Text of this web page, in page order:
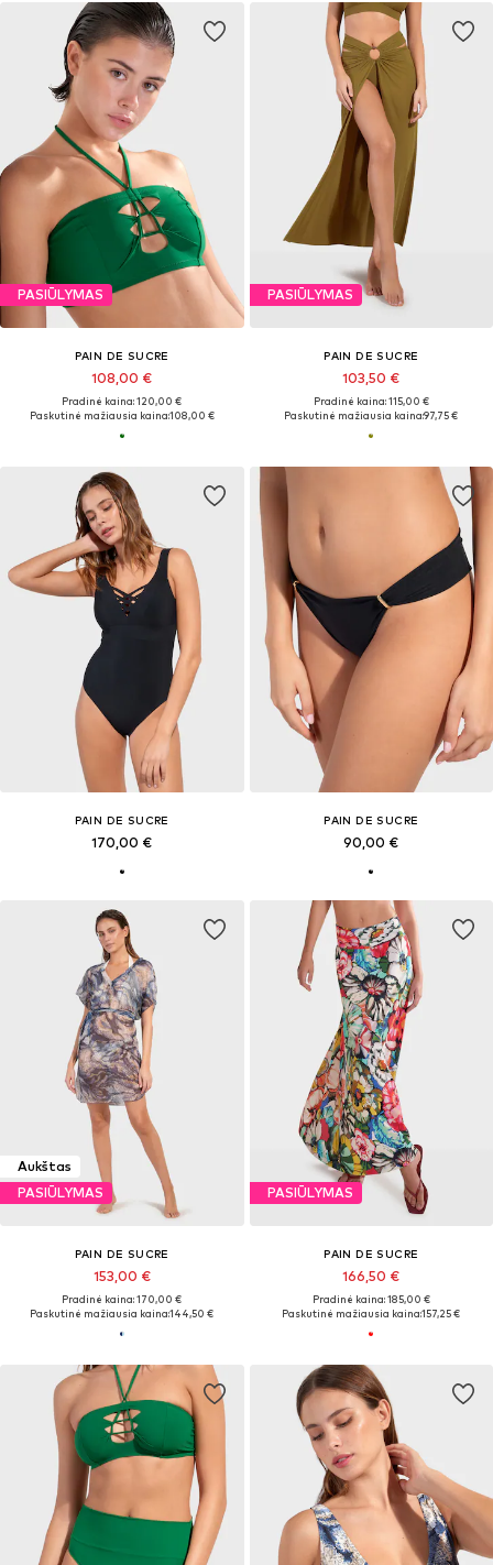
PASIŪLYMAS
PAIN DE SUCRE
108,00 €
Pradinė kaina: 120,00 €
Paskutinė mažiausia kaina:108,00 €
PASIŪLYMAS
PAIN DE SUCRE
103,50 €
Pradinė kaina: 115,00 €
Paskutinė mažiausia kaina:97,75 €
PAIN DE SUCRE
170,00 €
PAIN DE SUCRE
90,00 €
Aukštas
PASIŪLYMAS
PAIN DE SUCRE
153,00 €
Pradinė kaina: 170,00 €
Paskutinė mažiausia kaina:144,50 €
PASIŪLYMAS
PAIN DE SUCRE
166,50 €
Pradinė kaina: 185,00 €
Paskutinė mažiausia kaina:157,25 €